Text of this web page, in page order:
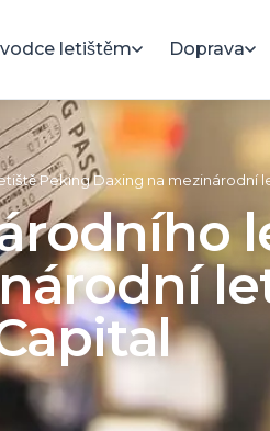
letištěm Doprava
Peking Daxing na mezinárodní